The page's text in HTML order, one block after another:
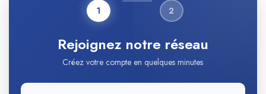
1 2
Rejoignez notre réseau
Créez votre compte en quelques minutes